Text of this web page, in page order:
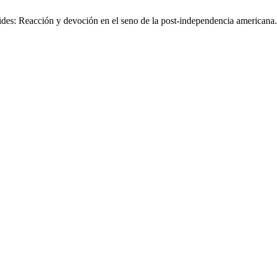
Reacción y devoción en el seno de la post-independencia americana.